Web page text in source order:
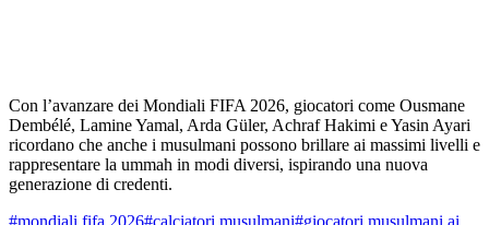
Con l’avanzare dei Mondiali FIFA 2026, giocatori come Ousmane
Dembélé, Lamine Yamal, Arda Güler, Achraf Hakimi e Yasin Ayari
ricordano che anche i musulmani possono brillare ai massimi livelli e
rappresentare la ummah in modi diversi, ispirando una nuova
generazione di credenti.
#mondiali fifa 2026#calciatori musulmani#giocatori musulmani ai